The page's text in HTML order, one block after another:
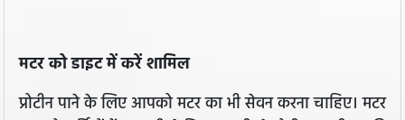
मटर को डाइट में करें शामिल
प्रोटीन पाने के लिए आपको मटर का भी सेवन करना चाहिए। मटर